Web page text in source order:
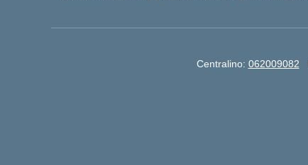
Centralino: 062009082